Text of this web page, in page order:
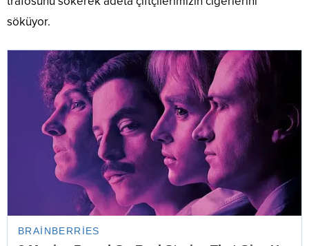
söküyor.